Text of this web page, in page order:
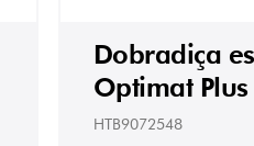
Dobradiça
Optimat Plus
HTB9072548